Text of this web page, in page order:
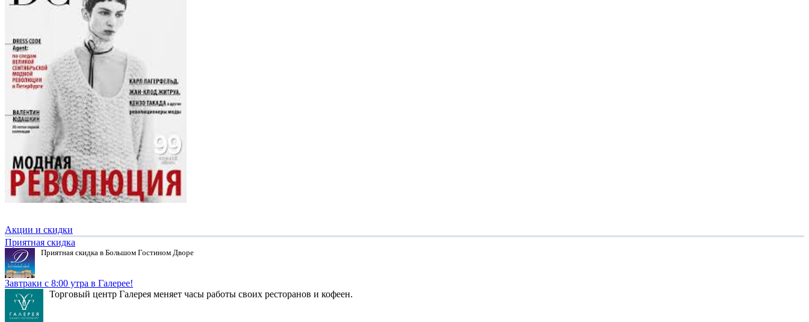
Акции и скидки
Приятная скидка
Приятная скидка в Большом Гостином Дворе
Завтраки с 8:00 утра в Галерее!
Торговый центр Галерея меняет часы работы своих ресторанов и кофеен.